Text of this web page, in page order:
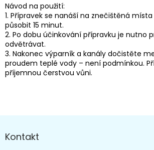
Návod na použití:
1. Přípravek se nanáší na znečištěná
působit 15 minut.
2. Po dobu účinkování přípravku je nutno
odvětrávat.
3. Nakonec výparník a kanály dočistěte
proudem teplé vody – není podmínkou.
příjemnou čerstvou vůni.
á
pKontakt